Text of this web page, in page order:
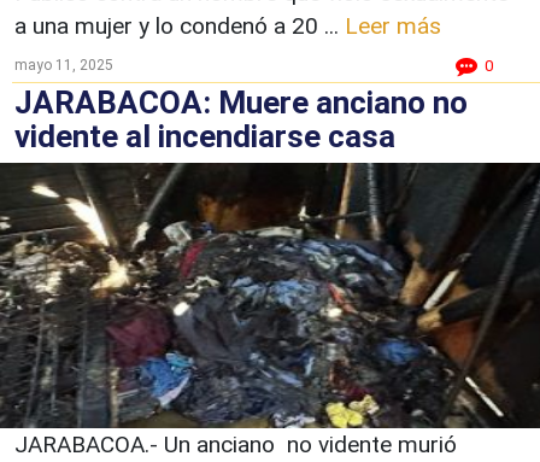
a una mujer y lo condenó a 20 ... Leer más
mayo 11, 2025 0
JARABACOA: Muere anciano no
vidente al incendiarse casa
JARABACOA.- Un anciano no vidente murió